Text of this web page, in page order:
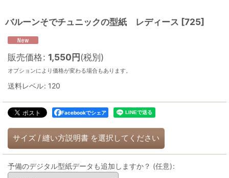
バルーンそでチュニックの型紙 レディース [725]
販売価格: 1,550円(税別)
オプションにより価格が変わる場合もあります。
送料レベル: 120
Facebookでシェア
サイズ / 縫い方説明書 を選択してください
予備のデジタル型紙データも追加しますか？ (任意):